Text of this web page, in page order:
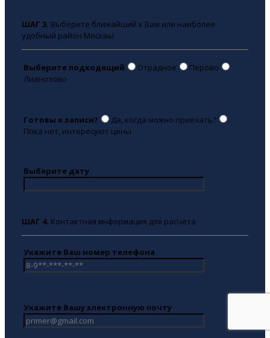
ШАГ 3. Выберите ближайший к Вам или наиболее
удобный район Москвы
Выберите подходящий Отрадное
Перово
Лианозово
Готовы к записи?
Да, когда можно приехать?
Пока нет, интересуют цены
Выберите дату
ШАГ 4. Контактная информация для расчёта
Укажите Ваш номер телефона
Укажите Вашу электронную почту